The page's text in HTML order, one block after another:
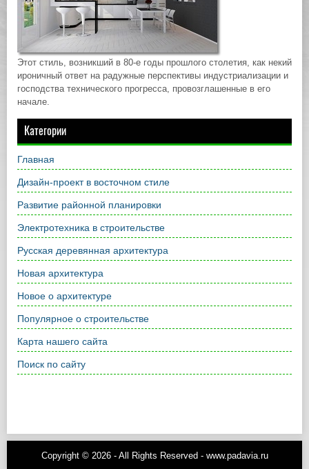
Этот стиль, возникший в 80-е годы прошлого столетия, как некий
ироничный ответ на радужные перспективы индустриализации и
господства технического прогресса, провозглашенные в его
начале.
Категории
Главная
Дизайн-проект в восточном стиле
Развитие районной планировки
Электротехника в строительстве
Русская деревянная архитектура
Новая архитектура
Новое о архитектуре
Популярное о строительстве
Карта нашего сайта
Поиск по сайту
Copyright © 2026 - All Rights Reserved - www.padavia.ru